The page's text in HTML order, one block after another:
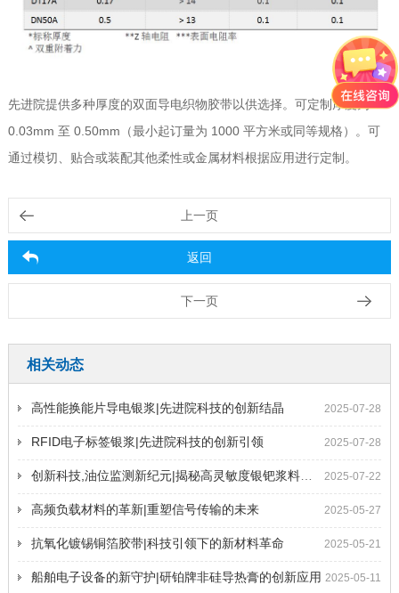
先进院提供多种厚度的双面导电织物胶带以供选择。可定制厚度为
0.03mm 至 0.50mm（最小起订量为 1000 平方米或同等规格）。可
通过模切、贴合或装配其他柔性或金属材料根据应用进行定制。
上一页
返回
下一页
相关动态
2025-07-28
高性能换能片导电银浆|先进院科技的创新结晶
2025-07-28
RFID电子标签银浆|先进院科技的创新引领
2025-07-22
创新科技,油位监测新纪元|揭秘高灵敏度银钯浆料的奥秘
2025-05-27
高频负载材料的革新|重塑信号传输的未来
2025-05-21
抗氧化镀锡铜箔胶带|科技引领下的新材料革命
2025-05-11
船舶电子设备的新守护|研铂牌非硅导热膏的创新应用